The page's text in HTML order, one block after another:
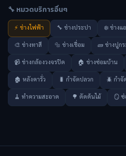
🔧 หมวดบริการอื่นๆ
⚡ ช่างไฟฟ้า 🔧 ช่างประปา ❄️ ช่างแ
🎨 ช่างทาสี 🔩 ช่างเชื่อม 🧱 ช่างปูกร
📹 ช่างกล้องวงจรปิด 🏠 ช่างซ่อมบ้าน
🏚️ หลังคารั่ว 🐛 กำจัดปลวก 🪲 กำจั
🧹 ทำความสะอาด 🌳 ตัดต้นไม้ 🪞